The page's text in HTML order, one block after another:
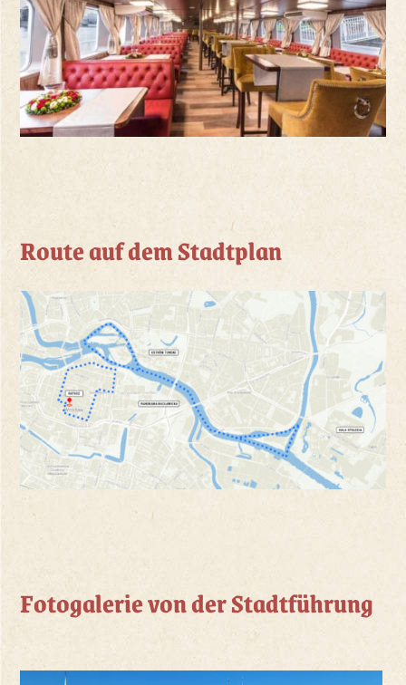
Route auf dem Stadtplan
Fotogalerie von der Stadtführung